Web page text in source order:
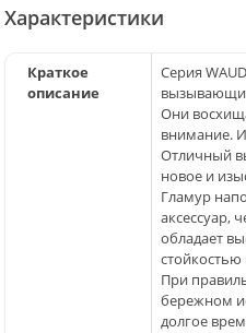
Характеристики
Краткое
описание
Серия
Они
внимание.
Отличный
новое и
Гламур
аксессуар,
обладает
При
бережном
долгое